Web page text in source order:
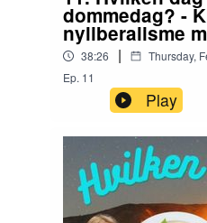
dommedag? -
nyliberalisme
38:26 | Thursday,
Ep. 11
Play